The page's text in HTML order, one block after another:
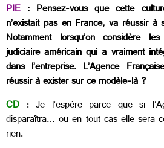
PIE : Pensez-vous que cette
n’existait pas en France, va réussir à
Notamment lorsqu’on considère
judiciaire américain qui a vraiment
dans l’entreprise. L’Agence
réussir à exister sur ce modèle-là ?
CD : Je l’espère parce que si
disparaîtra… ou en tout cas elle sera
rien.